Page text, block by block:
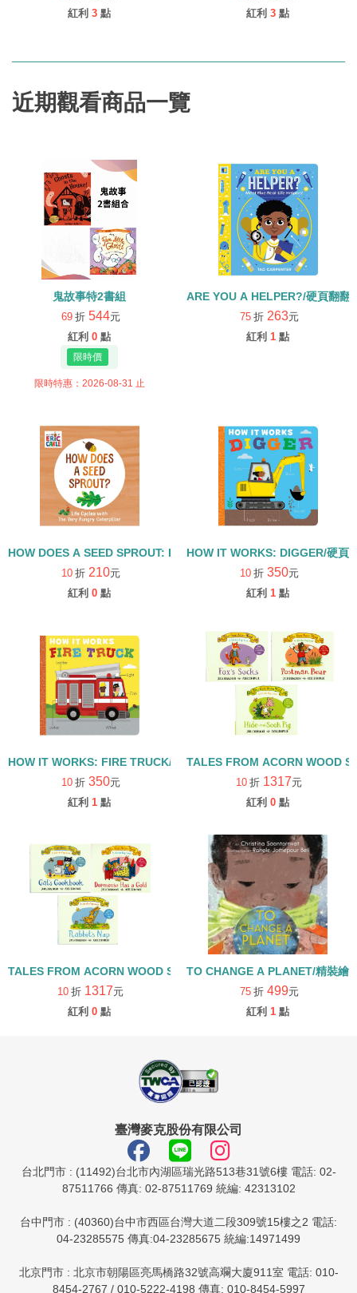
紅利 3 點
紅利 3 點
近期觀看商品一覽
鬼故事特2書組
69 折 544元
紅利 0 點
限時特惠：2026-08-31 止
ARE YOU A HELPER?/硬頁翻翻
75 折 263元
紅利 1 點
HOW DOES A SEED SPROUT: LIFE CYCLES WITH THE VERY
10 折 210元
紅利 0 點
HOW IT WORKS: DIGGER/硬頁
10 折 350元
紅利 1 點
HOW IT WORKS: FIRE TRUCK/硬頁書
10 折 350元
紅利 1 點
TALES FROM ACORN WOOD
10 折 1317元
紅利 0 點
TALES FROM ACORN WOOD STORY COLLECTION 生活日常組/
10 折 1317元
紅利 0 點
TO CHANGE A PLANET/精裝繪
75 折 499元
紅利 1 點
臺灣麥克股份有限公司
台北門市 : (11492)台北市內湖區瑞光路513巷31號6樓 電話: 02-
87511766 傳真: 02-87511769 統編: 42313102
台中門市 : (40360)台中市西區台灣大道二段309號15樓之2 電話:
04-23285575 傳真:04-23285675 統編:14971499
北京門市 : 北京市朝陽區亮馬橋路32號高斕大廈911室 電話: 010-
8454-2767 / 010-5222-4198 傳真: 010-8454-5997